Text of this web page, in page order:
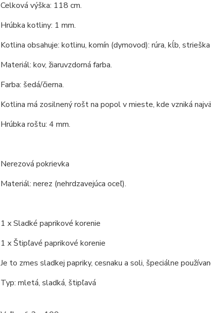
Celková výška: 118 cm.
Hrúbka kotliny: 1 mm.
Kotlina obsahuje: kotlinu, komín (dymovod): rúra, kĺb,
Materiál: kov, žiaruvzdorná farba.
Farba: šedá/čierna.
Kotlina má zosilnený rošt na popol v mieste, kde vzniká
Hrúbka roštu: 4 mm.
Nerezová pokrievka
Materiál: nerez (nehrdzavejúca oceľ).
1 x Sladké paprikové korenie
1 x Štipľavé paprikové korenie
Je to zmes sladkej papriky, cesnaku a soli, špeciálne
Typ: mletá, sladká, štipľavá